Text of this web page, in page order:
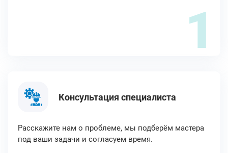
1
Консультация специалиста
Расскажите нам о проблеме, мы подберём мастера
под ваши задачи и согласуем время.